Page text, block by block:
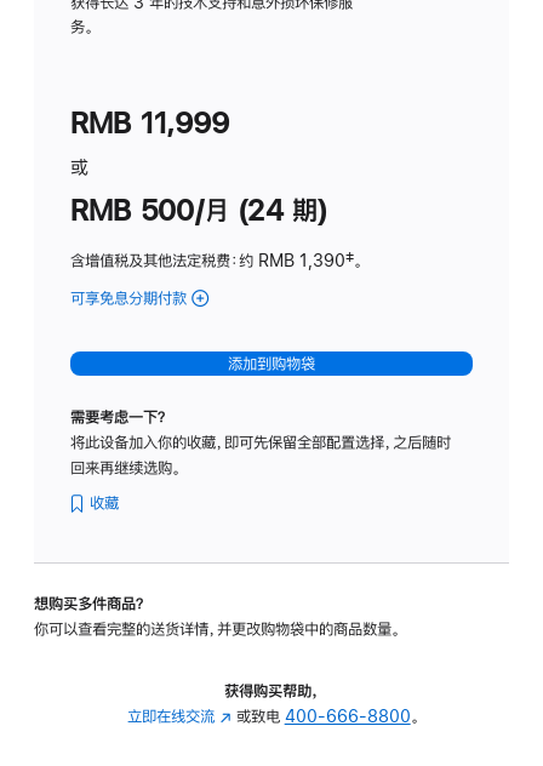
务。
RMB 11,999
或
RMB 500/月 (24 期)
含增值税及其他法定税费：约 RMB 1,390脚
‡。
可享免息分期付款 (Studio
-
标
璃
转
的
添加到购物袋
需要考虑一下？
将此设备加入你的收藏，即可先保留全部配置选择，之后随时
回来再继续选购。
收藏
想购买多件商品？
你可以查看完整的送货详情，并更改购物袋中的商品数量。
获得购买帮助，
立即在线交流 (在 或致电 400-666-8800。